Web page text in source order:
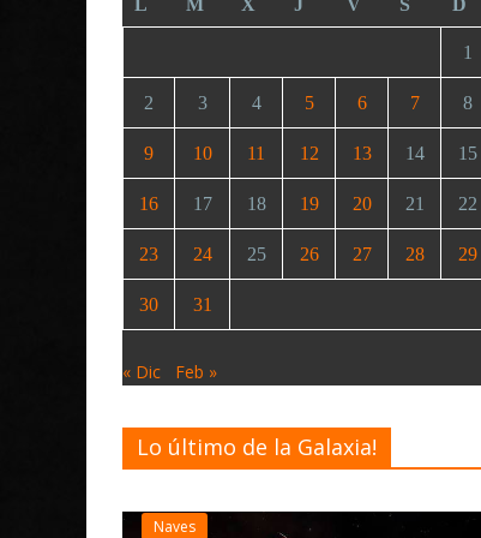
L M X J V S D
1
2 3 4 5 6 7 8
9 10 11 12 13 14 15
16 17 18 19 20 21 22
23 24 25 26 27 28 29
30 31
« Dic Feb »
Lo último de la Galaxia!